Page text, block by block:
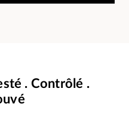
. Contrôlé .